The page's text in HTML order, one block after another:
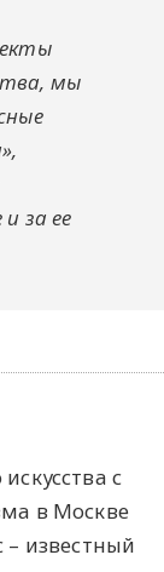
мы
за ее
с
в Москве
известный